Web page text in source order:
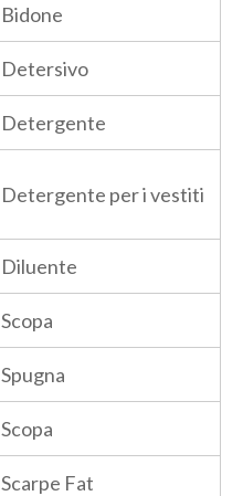
Bidone
Detersivo
Detergente
Detergente per i vestiti
Diluente
Scopa
Spugna
Scopa
Scarpe Fat